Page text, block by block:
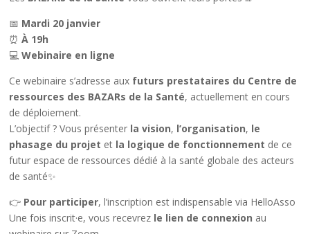
📅 Mardi 20 janvier
⏰À 19h
💻Webinaire en ligne
Ce webinaire s’adresse aux futurs prestataires du Centre de
ressources des BAZARs de la Santé, actuellement en cours
de déploiement.
L’objectif ? Vous présenter la vision, l’organisation, le
phasage du projet et la logique de fonctionnement de ce
futur espace de ressources dédié à la santé globale des acteurs
de santé✨
👉 Pour participer, l’inscription est indispensable via HelloAsso
Une fois inscrit·e, vous recevrez le lien de connexion au